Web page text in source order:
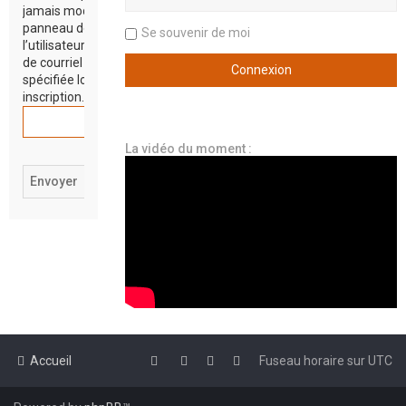
jamais modifié depuis le
panneau de contrôle de
l’utilisateur, il s’agit de l’adresse
de courriel que vous avez
spécifiée lors de votre
inscription.
Se souvenir de moi
La vidéo du moment :
Accueil Fuseau horaire surUTC